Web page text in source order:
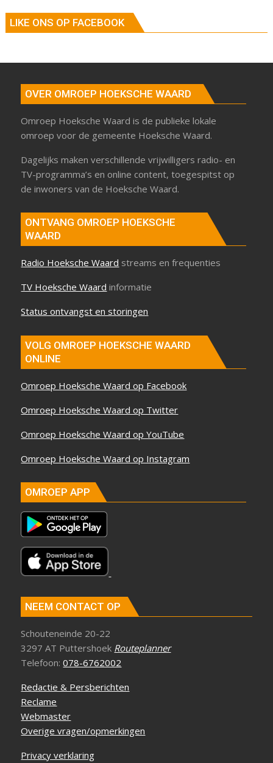
LIKE ONS OP FACEBOOK
OVER OMROEP HOEKSCHE WAARD
Omroep Hoeksche Waard is de publieke lokale
omroep voor de gemeente Hoeksche Waard.
Dagelijks maken verschillende vrijwilligers radio- en
TV-programma’s en online content, toegespitst op
de inwoners van de Hoeksche Waard.
ONTVANG OMROEP HOEKSCHE
WAARD
Radio Hoeksche Waard streams en frequenties
TV Hoeksche Waard informatie
Status ontvangst en storingen
VOLG OMROEP HOEKSCHE WAARD
ONLINE
Omroep Hoeksche Waard op Facebook
Omroep Hoeksche Waard op Twitter
Omroep Hoeksche Waard op YouTube
Omroep Hoeksche Waard op Instagram
OMROEP APP
NEEM CONTACT OP
Schouteneinde 20-22
3297 AT Puttershoek Routeplanner
Telefoon:078-6762002
Redactie & Persberichten
Reclame
Webmaster
Overige vragen/opmerkingen
Privacy verklaring